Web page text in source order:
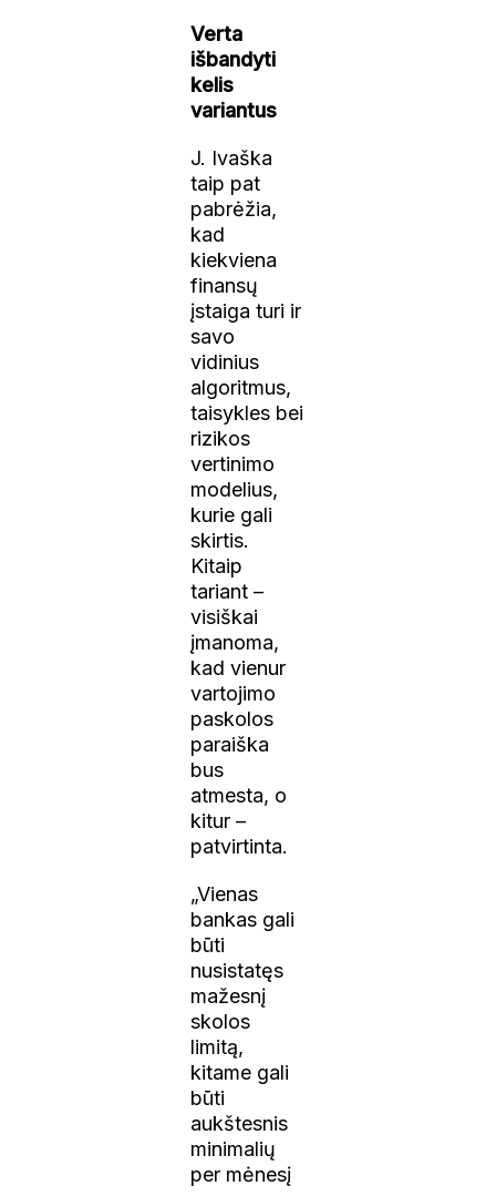
Verta
išbandyti
kelis
variantus
J. Ivaška
taip pat
pabrėžia,
kad
kiekviena
finansų
įstaiga turi ir
savo
vidinius
algoritmus,
taisykles bei
rizikos
vertinimo
modelius,
kurie gali
skirtis.
Kitaip
tariant –
visiškai
įmanoma,
kad vienur
vartojimo
paskolos
paraiška
bus
atmesta, o
kitur –
patvirtinta.
„Vienas
bankas gali
būti
nusistatęs
mažesnį
skolos
limitą,
kitame gali
būti
aukštesnis
minimalių
per mėnesį